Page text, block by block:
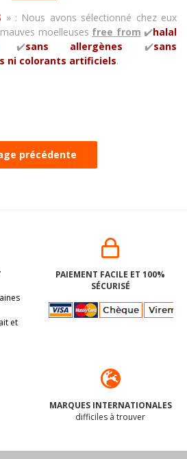
» : Nous avons sélectionné chez eux
moelleuses free from ✔️halal
✔️sans allergènes ✔️sans
ni colorants artificiels.
et
PAIEMENT FACILE ET 100%
SÉCURISÉ
MARQUES INTERNATIONALES
difficiles à trouver